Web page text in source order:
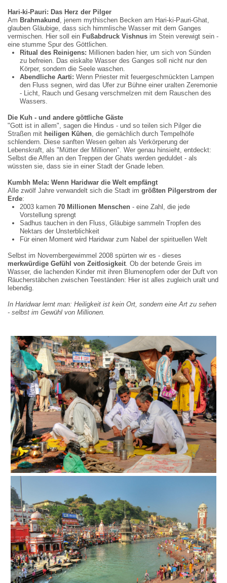
Hari-ki-Pauri: Das Herz der Pilger
Am Brahmakund , jenem mythischen Becken am Hari-ki-Pauri-Ghat,
glauben Gläubige, dass sich himmlische Wasser mit dem Ganges
vermischen. Hier soll ein Fußabdruck Vishnus im Stein verewigt sein -
eine stumme Spur des Göttlichen.
Ritual des Reinigens: Millionen baden hier, um sich von Sünden
zu befreien. Das eiskalte Wasser des Ganges soll nicht nur den
Körper, sondern die Seele waschen.
Abendliche Aarti: Wenn Priester mit feuergeschmückten Lampen
den Fluss segnen, wird das Ufer zur Bühne einer uralten Zeremonie
- Licht, Rauch und Gesang verschmelzen mit dem Rauschen des
Wassers.
Die Kuh - und andere göttliche Gäste
"Gott ist in allem", sagen die Hindus - und so teilen sich Pilger die
Straßen mit heiligen Kü hen, die gemächlich durch Tempelhöfe
schlendern. Diese sanften Wesen gelten als Verkörperung der
Lebenskraft, als "Mütter der Millionen". Wer genau hinsieht, entdeckt:
Selbst die Affen an den Treppen der Ghats werden geduldet - als
wüssten sie, dass sie in einer Stadt der Gnade leben.
Kumbh Mela: Wenn Haridwar die Welt empfängt
Alle zwölf Jahre verwandelt sich die Stadt im größten Pilgerstrom der
Erde:
2003 kamen 70 Millionen Menschen - eine Zahl, die jede
Vorstellung sprengt
Sadhus tauchen in den Fluss, Gläubige sammeln Tropfen des
Nektars der Unsterblichkeit
Für einen Moment wird Haridwar zum Nabel der spirituellen Welt
Selbst im Novembergewimmel 2008 spürten wir es - dieses
merkwürdige Gefü hl von Zeit losigkeit. Ob der betende Greis im
Wasser, die lachenden Kinder mit ihren Blumenopfern oder der Duft von
Räucherstäbchen zwischen Teeständen: Hier ist alles zugleich uralt und
lebendig.
In Haridwar lernt man: Heiligkeit ist kein Ort, sondern eine Art zu sehen
- selbst im Gewühl von Millionen.